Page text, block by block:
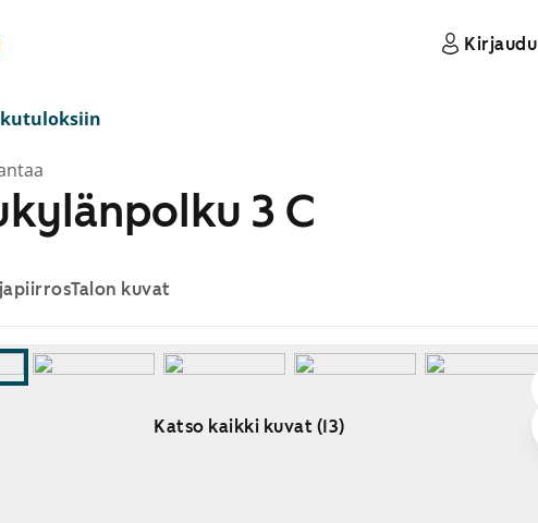
Kirjaudu
3 C
Talon kuvat
Katso kaikki kuvat (13)